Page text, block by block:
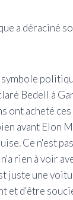
a déraciné
symbole
Bedell à
ont acheté
avant Elon
Ce n'est
rien à voir
juste une
et d'être